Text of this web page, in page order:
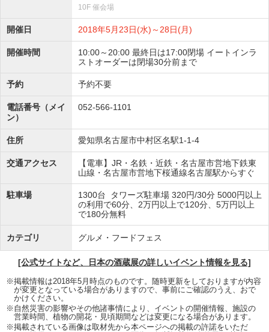
10F 催会場
開催日 2018年5月23日(水)～28日(月)
開催時間
10:00～20:00 最終日は17:00閉場 イートインラ
ストオーダーは閉場30分前まで
予約 予約不要
電話番号（メイ
ン）
052-566-1101
住所 愛知県名古屋市中村区名駅1-1-4
交通アクセス
【電車】JR・名鉄・近鉄・名古屋市営地下鉄東
山線・名古屋市営地下桜通線名古屋駅からすぐ
駐車場
1300台 タワーズ駐車場 320円/30分 5000円以上
の利用で60分、2万円以上で120分、5万円以上
で180分無料
カテゴリ グルメ・フードフェス
[公式サイトなど、日本の酒蔵展の詳しいイベント情報を見る]
※掲載情報は2018年5月時点のものです。随時更新をしておりますが内容
が変更となっている場合がありますので、事前にご確認のうえ、おで
かけください。
※自然災害の影響やその他諸事情により、イベントの開催情報、施設の
営業時間、植物の開花・見頃期間などは変更になる場合があります。
※掲載されている画像は取材先から本ページへの掲載の許諾をいただ